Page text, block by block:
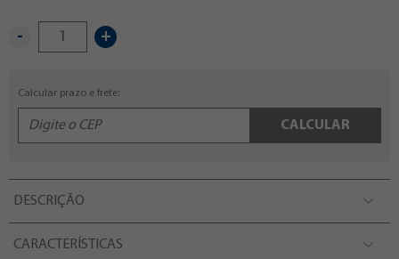
- +
Calcular prazo e frete:
CALCULAR
DESCRIÇÃO
CARACTERÍSTICAS